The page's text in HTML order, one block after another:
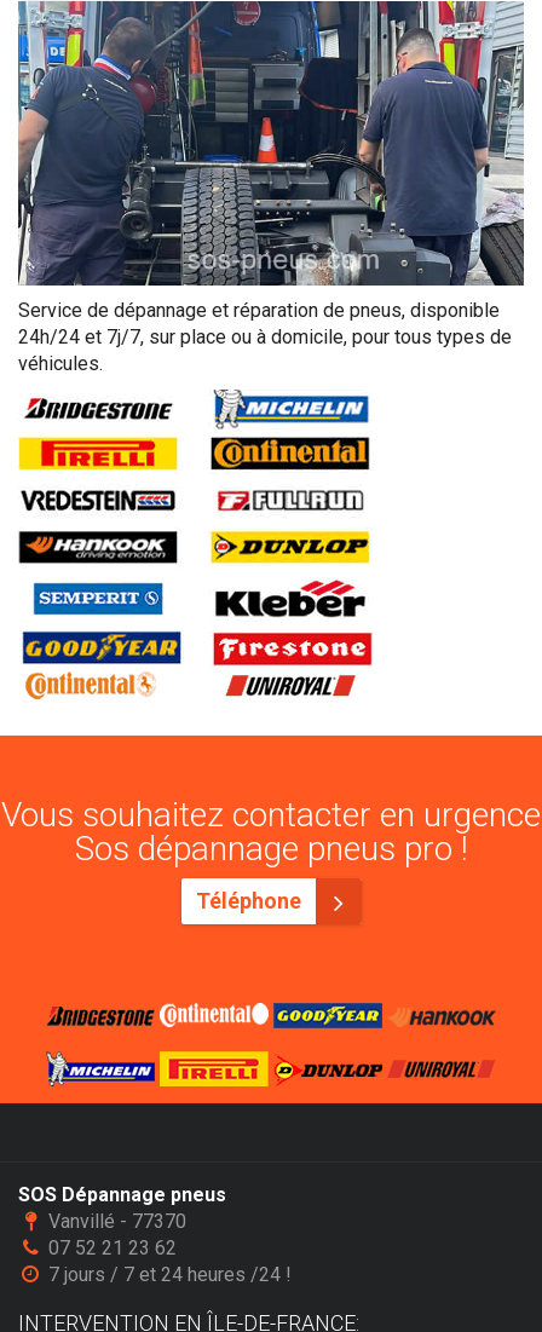
Service de dépannage et réparation de pneus, disponible
24h/24 et 7j/7, sur place ou à domicile, pour tous types de
véhicules.
Vous souhaitez contacter en urgence
Sos dépannage pneus pro !
Téléphone
SOS Dépannage pneus
Vanvillé - 77370
07 52 21 23 62
7 jours / 7 et 24 heures /24 !
INTERVENTION EN ÎLE-DE-FRANCE: